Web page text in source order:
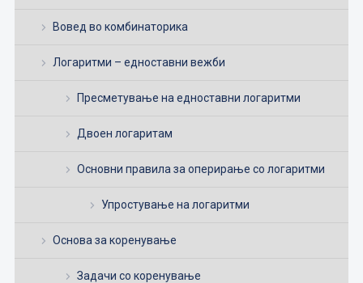
Вовед во комбинаторика
Логаритми – едноставни вежби
Пресметување на едноставни логаритми
Двоен логаритам
Основни правила за оперирање со логаритми
Упростување на логаритми
Основа за коренување
Задачи со коренување